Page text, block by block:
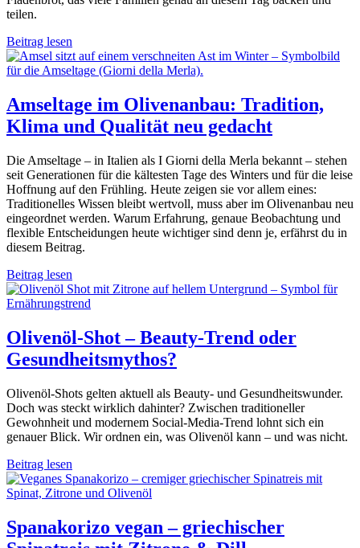
teilen.
Beitrag lesen
Amseltage im Olivenanbau: Tradition,
Klima und Qualität neu gedacht
Die Amseltage – in Italien als I Giorni della Merla bekannt – stehen
seit Generationen für die kältesten Tage des Winters und für die leise
Hoffnung auf den Frühling. Heute zeigen sie vor allem eines:
Traditionelles Wissen bleibt wertvoll, muss aber im Olivenanbau neu
eingeordnet werden. Warum Erfahrung, genaue Beobachtung und
flexible Entscheidungen heute wichtiger sind denn je, erfährst du in
diesem Beitrag.
Beitrag lesen
Olivenöl-Shot – Beauty-Trend oder
Gesundheitsmythos?
Olivenöl-Shots gelten aktuell als Beauty- und Gesundheitswunder.
Doch was steckt wirklich dahinter? Zwischen traditioneller
Gewohnheit und modernem Social-Media-Trend lohnt sich ein
genauer Blick. Wir ordnen ein, was Olivenöl kann – und was nicht.
Beitrag lesen
Spanakorizo vegan – griechischer